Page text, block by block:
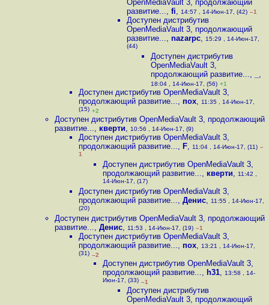
OpenMediaVault 3, продолжающий
развитие..., fi, 14:57 , 14-Июн-17, (42) –1
Доступен дистрибутив
OpenMediaVault 3, продолжающий
развитие..., nazarpc, 15:29 , 14-Июн-17,
(44)
Доступен дистрибутив
OpenMediaVault 3,
продолжающий развитие..., ,
18:04 , 14-Июн-17, (56) +1
Доступен дистрибутив OpenMediaVault 3,
продолжающий развитие..., пох, 11:35 , 14-Июн-17,
(15) +2
Доступен дистрибутив OpenMediaVault 3, продолжающий
развитие..., кверти, 10:56 , 14-Июн-17, (9)
Доступен дистрибутив OpenMediaVault 3,
продолжающий развитие..., F, 11:04 , 14-Июн-17, (11) –
1
Доступен дистрибутив OpenMediaVault 3,
продолжающий развитие..., кверти, 11:42 ,
14-Июн-17, (17)
Доступен дистрибутив OpenMediaVault 3,
продолжающий развитие..., Денис, 11:55 , 14-Июн-17,
(20)
Доступен дистрибутив OpenMediaVault 3, продолжающий
развитие..., Денис, 11:53 , 14-Июн-17, (19) –1
Доступен дистрибутив OpenMediaVault 3,
продолжающий развитие..., пох, 13:21 , 14-Июн-17,
(31) –2
Доступен дистрибутив OpenMediaVault 3,
продолжающий развитие..., h31, 13:58 , 14-
Июн-17, (33) –1
Доступен дистрибутив
OpenMediaVault 3, продолжающий